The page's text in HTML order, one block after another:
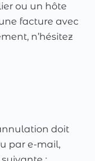
ou un hôte
facture avec
n’hésitez
doit
par e-mail,